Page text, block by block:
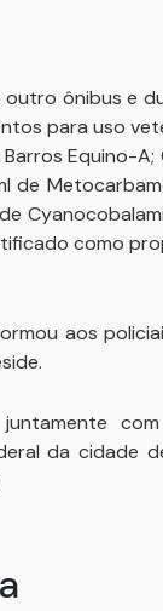
ônibus e
para uso
Equino-
de
como
aos
da cidade